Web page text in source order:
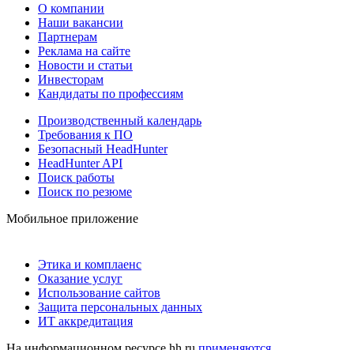
О компании
Наши вакансии
Партнерам
Реклама на сайте
Новости и статьи
Инвесторам
Кандидаты по профессиям
Производственный календарь
Требования к ПО
Безопасный HeadHunter
HeadHunter API
Поиск работы
Поиск по резюме
Мобильное приложение
Этика и комплаенс
Оказание услуг
Использование сайтов
Защита персональных данных
ИТ аккредитация